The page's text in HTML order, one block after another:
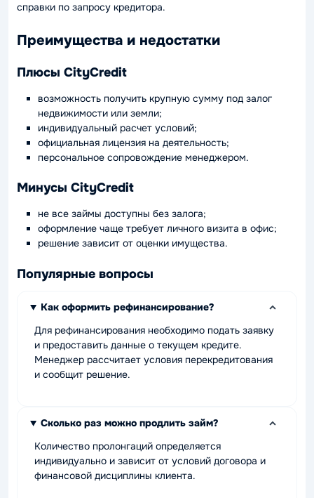
справки по запросу кредитора.
Преимущества и недостатки
Плюсы CityCredit
возможность получить крупную сумму под залог
недвижимости или земли;
индивидуальный расчет условий;
официальная лицензия на деятельность;
персональное сопровождение менеджером.
Минусы CityCredit
не все займы доступны без залога;
оформление чаще требует личного визита в офис;
решение зависит от оценки имущества.
Популярные вопросы
Как оформить рефинансирование?
Для рефинансирования необходимо подать заявку
и предоставить данные о текущем кредите.
Менеджер рассчитает условия перекредитования
и сообщит решение.
Сколько раз можно продлить займ?
Количество пролонгаций определяется
индивидуально и зависит от условий договора и
финансовой дисциплины клиента.